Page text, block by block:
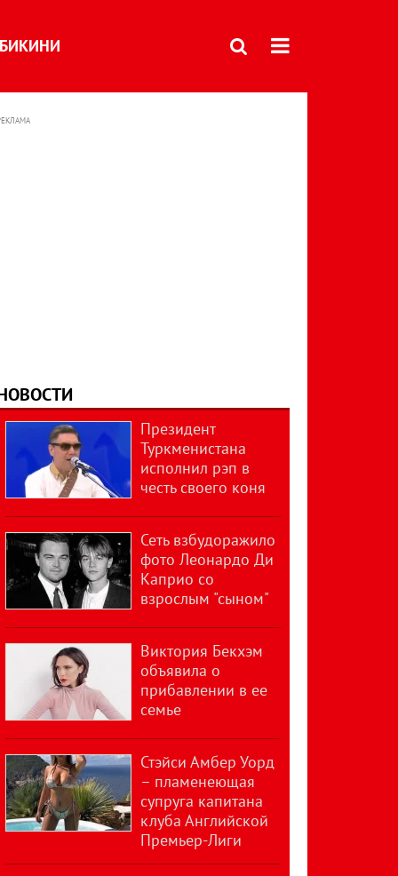
БИКИНИ
Президент
Туркменистана
исполнил рэп в
честь своего коня
Сеть взбудоражило
фото Леонардо Ди
Каприо со
взрослым "сыном"
Виктория Бекхэм
объявила о
прибавлении в ее
семье
Стэйси Амбер Уорд
– пламенеющая
супруга капитана
клуба Английской
Премьер-Лиги